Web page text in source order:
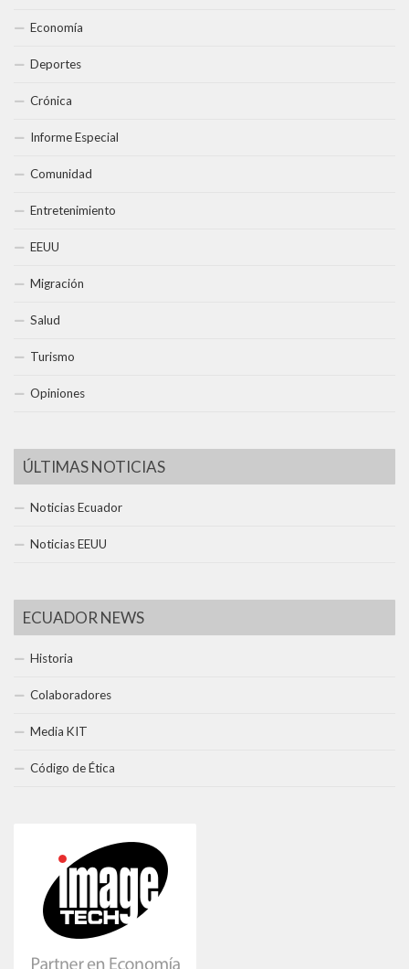
Economía
Deportes
Crónica
Informe Especial
Comunidad
Entretenimiento
EEUU
Migración
Salud
Turismo
Opiniones
ÚLTIMAS NOTICIAS
Noticias Ecuador
Noticias EEUU
ECUADOR NEWS
Historia
Colaboradores
Media KIT
Código de Ética